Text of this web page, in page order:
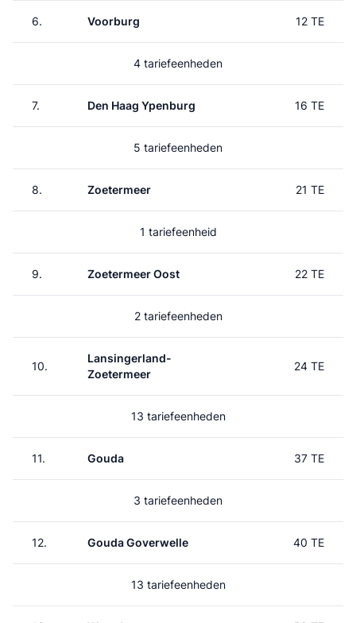
6. Voorburg 12 TE
4 tariefeenheden
7. Den Haag Ypenburg 16 TE
5 tariefeenheden
8. Zoetermeer 21 TE
1 tariefeenheid
9. Zoetermeer Oost 22 TE
2 tariefeenheden
10.
Lansingerland-
Zoetermeer
24 TE
13 tariefeenheden
11. Gouda 37 TE
3 tariefeenheden
12. Gouda Goverwelle 40 TE
13 tariefeenheden